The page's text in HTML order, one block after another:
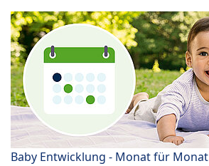
Baby Entwicklung - Monat für Monat